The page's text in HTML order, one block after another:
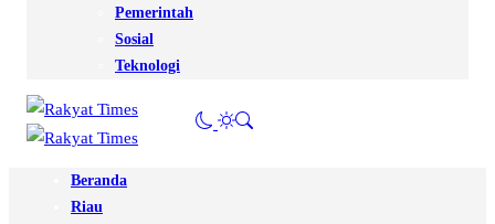
Pemerintah
Sosial
Teknologi
Beranda
Riau